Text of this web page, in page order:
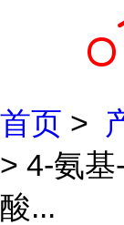
首页 >
> 4-氨
酸...